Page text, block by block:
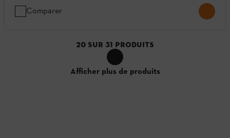
Comparer
20 SUR 31 PRODUITS
Afficher plus de produits